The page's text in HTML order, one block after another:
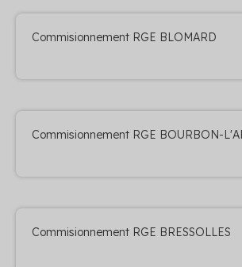
Commisionnement RGE BLOMARD
Commisionnement RGE BOURBON-
Commisionnement RGE BRESSOLLES